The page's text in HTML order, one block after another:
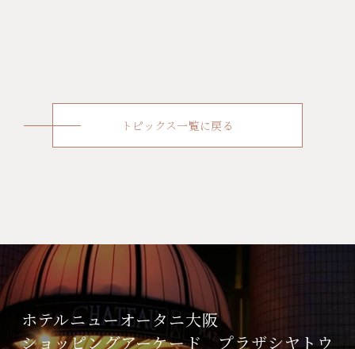
トピックス一覧に戻る
ホテルニューオータニ大阪
ショッピングアーケード プラザシヤトウ